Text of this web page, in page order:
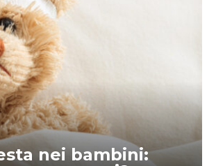
nei bambini: